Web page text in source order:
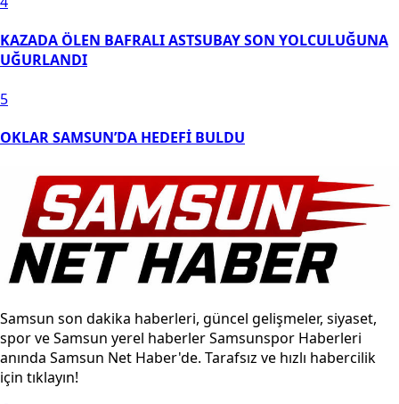
KAZADA ÖLEN BAFRALI ASTSUBAY SON YOLCULUĞUNA
UĞURLANDI
5
OKLAR SAMSUN’DA HEDEFİ BULDU
Samsun son dakika haberleri, güncel gelişmeler, siyaset,
spor ve Samsun yerel haberler Samsunspor Haberleri
anında Samsun Net Haber'de. Tarafsız ve hızlı habercilik
için tıklayın!